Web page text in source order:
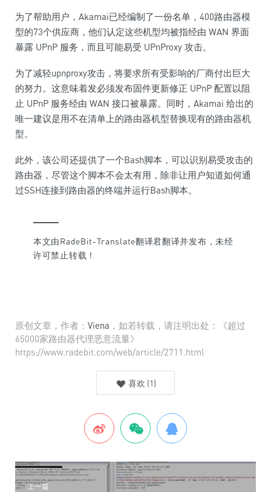
为了帮助用户，Akamai已经编制了一份名单，400路由器模
型的73个供应商，他们认定这些机型均被指经由 WAN 界面
暴露 UPnP 服务，而且可能易受 UPnProxy 攻击。
为了减轻upnproxy攻击，将要求所有受影响的厂商付出巨大
的努力。这意味着发必须发布固件更新修正 UPnP 配置以阻
止 UPnP 服务经由 WAN 接口被暴露。同时，Akamai 给出的
唯一建议是用不在清单上的路由器机型替换现有的路由器机
型。
此外，该公司还提供了一个Bash脚本，可以识别易受攻击的
路由器，尽管这个脚本不会太有用，除非让用户知道如何通
过SSH连接到路由器的终端并运行Bash脚本。
本文由RadeBit-Translate翻译君翻译并发布，未经
许可禁止转载！
原创文章，作者： Viena ，如若转载，请注明出处：《超过
65000家路由器代理恶意流量》
https://www.radebit.com/web/article/2711.html
喜欢 (1)
上一篇